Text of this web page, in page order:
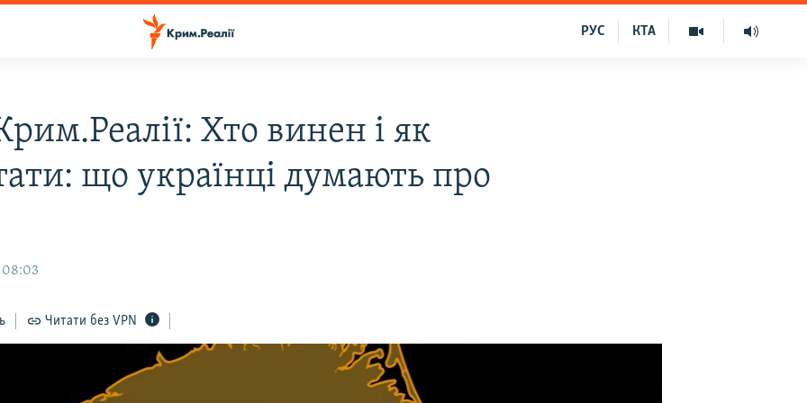
КТА
РУС
Хто винен і як
що українці думають про
08:03
Читати без VPN